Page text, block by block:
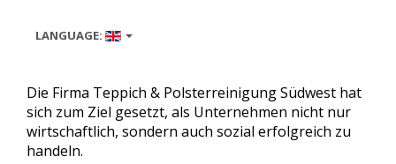
LANGUAGE:
Die Firma Teppich & Polsterreinigung Südwest hat
sich zum Ziel gesetzt, als Unternehmen nicht nur
wirtschaftlich, sondern auch sozial erfolgreich zu
handeln.